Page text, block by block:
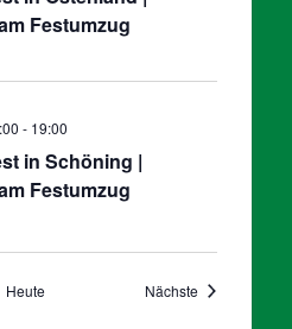
Festumzug
in Schöning |
Festumzug
- 19:00
Heute Nächste